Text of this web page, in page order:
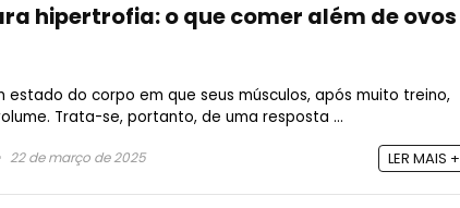
hipertrofia: o que comer além de ovos
do corpo em que seus músculos, após muito treino,
Trata-se, portanto, de uma resposta ...
22 de março de 2025 LER MAIS +